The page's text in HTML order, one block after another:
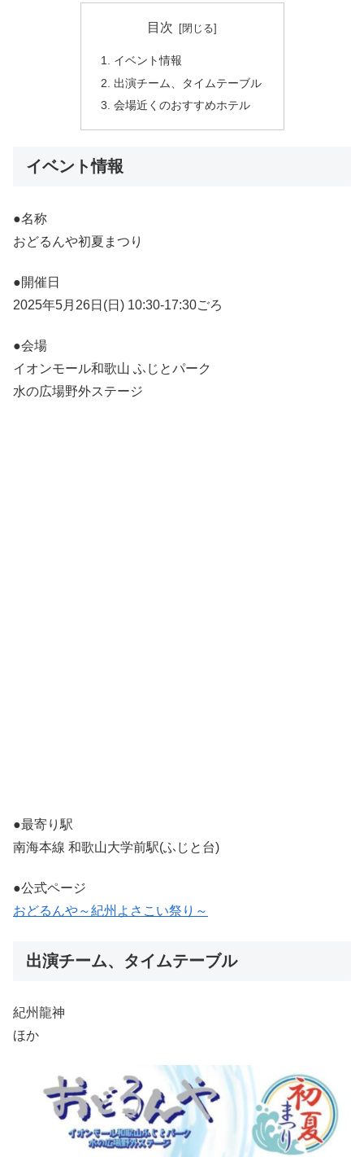
目次
イベント情報
出演チーム、タイムテーブル
会場近くのおすすめホテル
イベント情報
●名称
おどるんや初夏まつり
●開催日
2025年5月26日(日) 10:30-17:30ごろ
●会場
イオンモール和歌山 ふじとパーク
水の広場野外ステージ
●最寄り駅
南海本線 和歌山大学前駅(ふじと台)
●公式ページ
おどるんや～紀州よさこい祭り～
出演チーム、タイムテーブル
紀州龍神
ほか